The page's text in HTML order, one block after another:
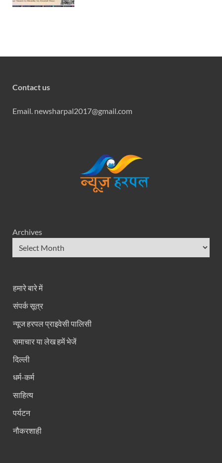
Contact us
Email. newsharpal2017@gmail.com
Archives
हमारे बारे में
संपर्क सूत्र
न्यूज हरपल प्राइवेसी पालिसी
समाचार या लेख हमें भेजें
दिल्ली
धर्म-कर्म
साहित्य
पर्यटन
नौकरशाही